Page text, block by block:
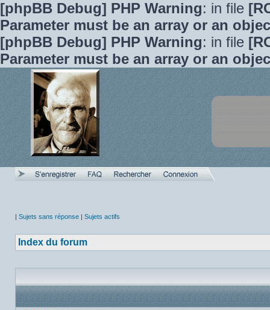
[phpBB Debug] PHP Warning: in file
Parameter must be an array or an
[phpBB Debug] PHP Warning: in file
Parameter must be an array or an
| Sujets sans réponse | Sujets actifs
Index du forum